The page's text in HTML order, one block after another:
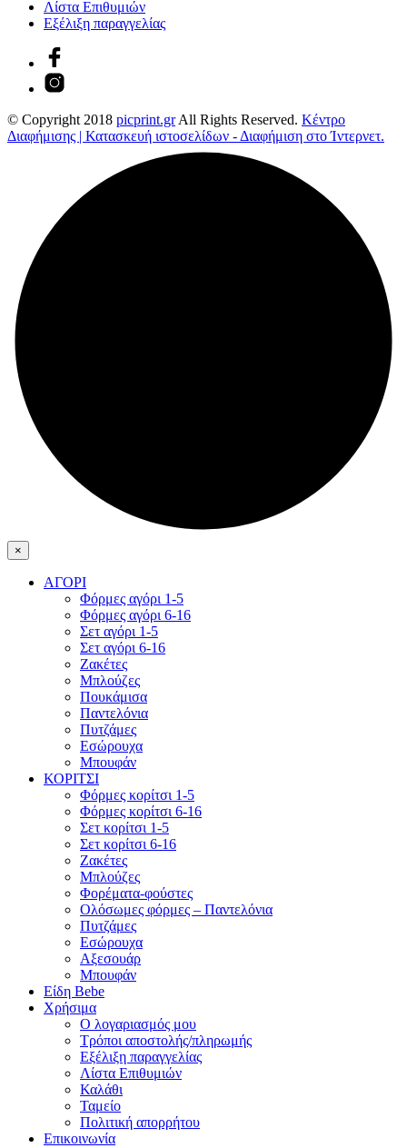
Λίστα Επιθυμιών
Εξέλιξη παραγγελίας
© Copyright 2018 picprint.grAll Rights Reserved. Κέντρο
Διαφήμισης | Κατασκευή ιστοσελίδων - Διαφήμιση στο Ίντερνετ.
×
ΑΓΟΡΙ
Φόρμες αγόρι 1-5
Φόρμες αγόρι 6-16
Σετ αγόρι 1-5
Σετ αγόρι 6-16
Ζακέτες
Μπλούζες
Πουκάμισα
Παντελόνια
Πυτζάμες
Εσώρουχα
Μπουφάν
ΚΟΡΙΤΣΙ
Φόρμες κορίτσι 1-5
Φόρμες κορίτσι 6-16
Σετ κορίτσι 1-5
Σετ κορίτσι 6-16
Ζακέτες
Μπλούζες
Φορέματα-φούστες
Ολόσωμες φόρμες – Παντελόνια
Πυτζάμες
Εσώρουχα
Αξεσουάρ
Μπουφάν
Είδη Bebe
Χρήσιμα
Ο λογαριασμός μου
Τρόποι αποστολής/πληρωμής
Εξέλιξη παραγγελίας
Λίστα Επιθυμιών
Καλάθι
Ταμείο
Πολιτική απορρήτου
Επικοινωνία